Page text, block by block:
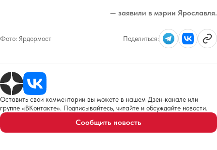
— заявили в мэрии Ярославля.
Фото: Ярдормост Поделиться:
Оставить свои комментарии вы можете в нашем Дзен-канале или
группе «ВКонтакте». Подписывайтесь, читайте и обсуждайте новости.
Сообщить новость